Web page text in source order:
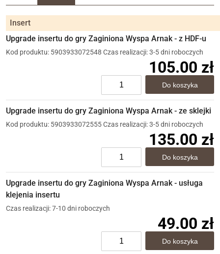
Insert
Upgrade insertu do gry Zaginiona Wyspa Arnak - z HDF-u
Kod produktu: 5903933072548 Czas realizacji: 3-5 dni roboczych
105.00 zł
Upgrade insertu do gry Zaginiona Wyspa Arnak - ze sklejki
Kod produktu: 5903933072555Czas realizacji: 3-5 dni roboczych
135.00 zł
Upgrade insertu do gry Zaginiona Wyspa Arnak - usługa
klejenia insertu
Czas realizacji: 7-10 dni roboczych
49.00 zł